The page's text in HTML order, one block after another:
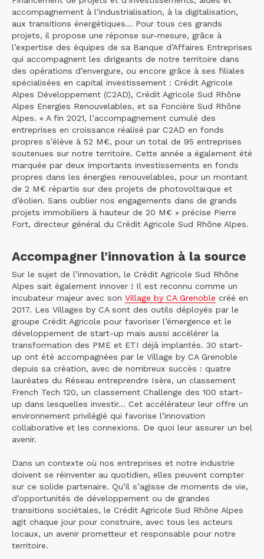
accompagnement à l’industrialisation, à la digitalisation,
aux transitions énergétiques… Pour tous ces grands
projets, il propose une réponse sur-mesure, grâce à
l’expertise des équipes de sa Banque d’Affaires Entreprises
qui accompagnent les dirigeants de notre territoire dans
des opérations d’envergure, ou encore grâce à ses filiales
spécialisées en capital investissement : Crédit Agricole
Alpes Développement (C2AD), Crédit Agricole Sud Rhône
Alpes Energies Renouvelables, et sa Foncière Sud Rhône
Alpes. « A fin 2021, l’accompagnement cumulé des
entreprises en croissance réalisé par C2AD en fonds
propres s’élève à 52 M€, pour un total de 95 entreprises
soutenues sur notre territoire. Cette année a également été
marquée par deux importants investissements en fonds
propres dans les énergies renouvelables, pour un montant
de 2 M€ répartis sur des projets de photovoltaïque et
d’éolien. Sans oublier nos engagements dans de grands
projets immobiliers à hauteur de 20 M€ » précise Pierre
Fort, directeur général du Crédit Agricole Sud Rhône Alpes.
Accompagner l’innovation à la source
Sur le sujet de l’innovation, le Crédit Agricole Sud Rhône
Alpes sait également innover ! Il est reconnu comme un
incubateur majeur avec son Village by CA Grenoble créé en
2017. Les Villages by CA sont des outils déployés par le
groupe Crédit Agricole pour favoriser l’émergence et le
développement de start-up mais aussi accélérer la
transformation des PME et ETI déjà implantés. 30 start-
up ont été accompagnées par le Village by CA Grenoble
depuis sa création, avec de nombreux succès : quatre
lauréates du Réseau entreprendre Isère, un classement
French Tech 120, un classement Challenge des 100 start-
up dans lesquelles investir… Cet accélérateur leur offre un
environnement privilégié qui favorise l’innovation
collaborative et les connexions. De quoi leur assurer un bel
avenir.
Dans un contexte où nos entreprises et notre industrie
doivent se réinventer au quotidien, elles peuvent compter
sur ce solide partenaire. Qu’il s’agisse de moments de vie,
d’opportunités de développement ou de grandes
transitions sociétales, le Crédit Agricole Sud Rhône Alpes
agit chaque jour pour construire, avec tous les acteurs
locaux, un avenir prometteur et responsable pour notre
territoire.